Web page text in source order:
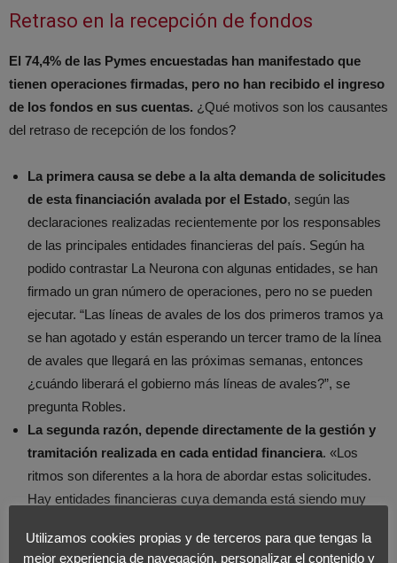
Retraso en la recepción de fondos
El 74,4% de las Pymes encuestadas han manifestado que
tienen operaciones firmadas, pero no han recibido el ingreso
de los fondos en sus cuentas. ¿Qué motivos son los causantes
del retraso de recepción de los fondos?
La primera causa se debe a la alta demanda de solicitudes
de esta financiación avalada por el Estado, según las
declaraciones realizadas recientemente por los responsables
de las principales entidades financieras del país. Según ha
podido contrastar La Neurona con algunas entidades, se han
firmado un gran número de operaciones, pero no se pueden
ejecutar. “Las líneas de avales de los dos primeros tramos ya
se han agotado y están esperando un tercer tramo de la línea
de avales que llegará en las próximas semanas, entonces
¿cuándo liberará el gobierno más líneas de avales?”, se
pregunta Robles.
La segunda razón, depende directamente de la gestión y
tramitación realizada en cada entidad financiera. «Los
ritmos son diferentes a la hora de abordar estas solicitudes.
Hay entidades financieras cuya demanda está siendo muy
y otras, que aún no han sido capaces de dar salida a los
Utilizamos cookies propias y de terceros para que tengas la
mejor experiencia de navegación, personalizar el contenido y